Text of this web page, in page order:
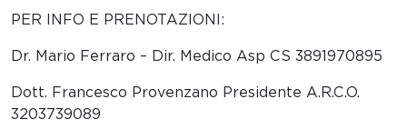
PER INFO E PRENOTAZIONI:
Dr. Mario Ferraro – Dir. Medico Asp CS 3891970895
Dott. Francesco Provenzano Presidente A.R.C.O.
3203739089